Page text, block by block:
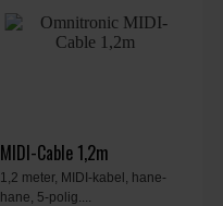
MIDI-Cable 1,2m
1,2 meter, MIDI-kabel, hane-
hane, 5-polig....